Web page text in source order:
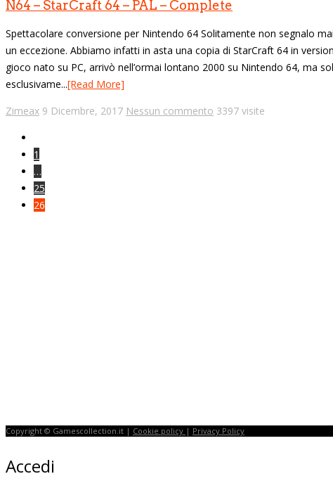
N64 – StarCraft 64 – PAL – Complete
Spettacolare conversione per Nintendo 64 Solitamente non segnalo
un eccezione. Abbiamo infatti in asta una copia di StarCraft 64 in
gioco nato su PC, arrivò nell’ormai lontano 2000 su Nintendo 64, ma
esclusivame...[Read More]
Zimeax 9 Dicembre, 2017 Nessun commento 3397 visite
1
…
25
26
Copyright © Gamescollection.it | Cookie policy | Privacy Policy
Accedi